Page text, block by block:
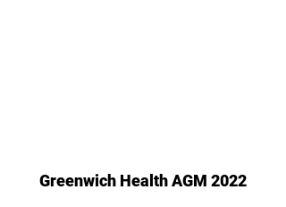
Greenwich Health AGM 2022